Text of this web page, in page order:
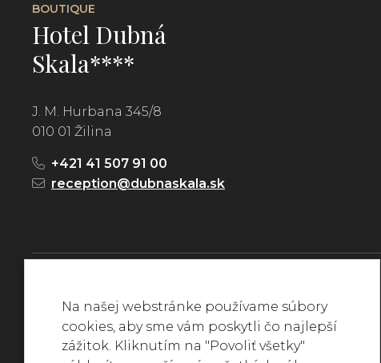
BOUTIQUE
Hotel Dubná
Skala****
J. M. Hurbana 345/8
010 01 Žilina
+421 41 507 91 00
reception@dubnaskala.sk
Všetky práva vyhradené © 2022 Hotel Dubná Skala****
Na našej webstránke používame súbory
cookies, aby sme vám poskytli čo najlepší
zážitok. Kliknutím na "Povoliť všetky"